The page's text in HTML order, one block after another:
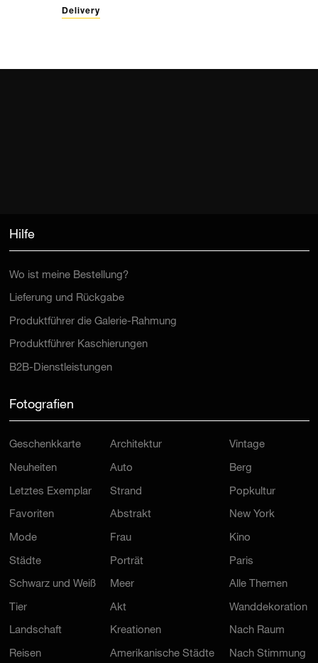
Delivery
Hilfe
Wo ist meine Bestellung?
Lieferung und Rückgabe
Produktführer die Galerie-Rahmung
Produktführer Kaschierungen
B2B-Dienstleistungen
Fotografien
Geschenkkarte
Neuheiten
Letztes Exemplar
Favoriten
Mode
Städte
Schwarz und Weiß
Tier
Landschaft
Reisen
Architektur
Auto
Strand
Abstrakt
Frau
Porträt
Meer
Akt
Kreationen
Amerikanische Städte
Vintage
Berg
Popkultur
New York
Kino
Paris
Alle Themen
Wanddekoration
Nach Raum
Nach Stimmung